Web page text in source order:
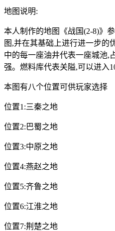
地图说明:
本人制作的地图《战国(2-8)》
图,并在其基础上进行进一步的
中的每一座油井代表一座城池,
强。燃料库代表关隘,可以进入
本图有八个位置可供玩家选择
位置1:三秦之地
位置2:巴蜀之地
位置3:中原之地
位置4:燕赵之地
位置5:齐鲁之地
位置6:江淮之地
位置7:荆楚之地